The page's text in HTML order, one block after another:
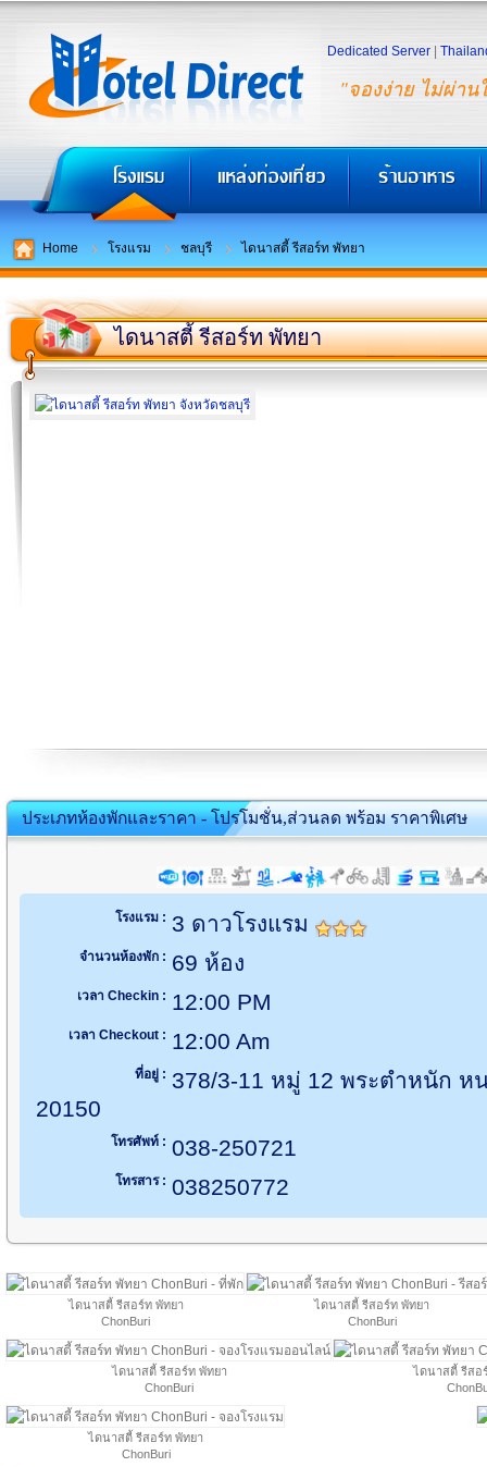
"จองง่าย ไม่ผ่าน
Dedicated Server
Home โรงแรม ชลบุรี ไดนาสตี้ รีสอร์ท พัทยา
ไดนาสตี้ รีสอร์ท พัทยา
ประเภทห้องพักและราคา - โปรโมชั่น,ส่วนลด พร้อม ราคาพิเศษ
โรงแรม : 3 ดาวโรงแรม
จำนวนห้องพัก : 69 ห้อง
เวลา Checkin : 12:00 PM
เวลา Checkout : 12:00 Am
ที่อยู่ : 378/3-11 หมู่ 12 พระตำหนัก ห
20150
โทรศัพท์ : 038-250721
โทรสาร : 038250772
ไดนาสตี้ รีสอร์ท พัทยา
ChonBuri
ไดนาสตี้ รีสอร์ท พัทยา
ChonBuri
ไดนาสตี้ รีสอร์ท พัทยา
ChonBuri
ไดนาสตี้ รีสอ
ไดนาสตี้ รีสอร์ท พัทยา
ChonBuri